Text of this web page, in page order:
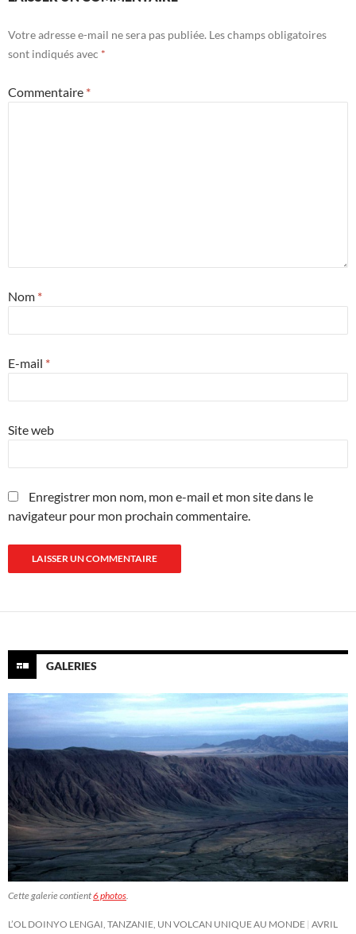
Votre adresse e-mail ne sera pas publiée. Les champs obligatoires
sont indiqués avec *
Commentaire *
Nom *
E-mail *
Site web
Enregistrer mon nom, mon e-mail et mon site dans le
navigateur pour mon prochain commentaire.
GALERIES
Cette galerie contient6 photos
L’OL DOINYO LENGAI, TANZANIE, UN VOLCAN UNIQUE AU MONDE AVRIL